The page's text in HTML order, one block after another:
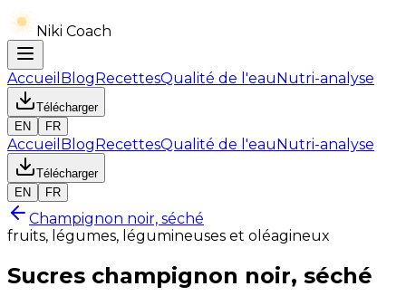
Niki Coach
Accueil BlogRecettesQualité de l'eauNutri-analyse
Télécharger
EN
FR
Accueil BlogRecettesQualité de l'eauNutri-analyse
Télécharger
EN
FR
Champignon noir, séché
fruits, légumes, légumineuses et oléagineux
Sucres champignon noir, séché